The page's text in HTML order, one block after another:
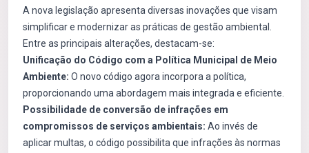
A nova legislação apresenta diversas inovações que visam
simplificar e modernizar as práticas de gestão ambiental.
Entre as principais alterações, destacam-se:
Unificação do Código com a Política Municipal de Meio
Ambiente: O novo código agora incorpora a política,
proporcionando uma abordagem mais integrada e eficiente.
Possibilidade de conversão de infrações em
compromissos de serviços ambientais: Ao invés de
aplicar multas, o código possibilita que infrações às normas